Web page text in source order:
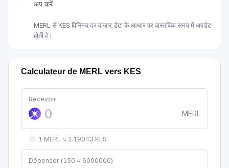
अप करें
MERL से KES विनिमय दर बाजार डेटा के आधार पर वास्तविक समय में अपडेट
होती है।
Calculateur de MERL vers KES
Recevoir
MERL
1 MERL ≈ 2.19043 KES
Dépenser (150 ~ 6000000)